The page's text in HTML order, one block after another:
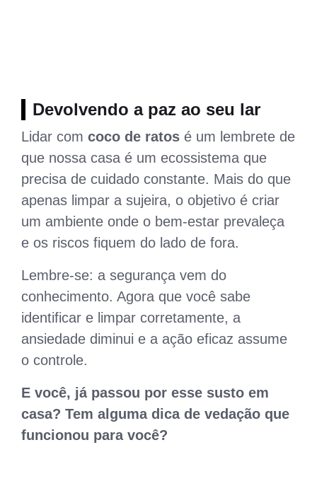
Devolvendo a paz ao seu lar
Lidar com coco de ratos é um lembrete de
que nossa casa é um ecossistema que
precisa de cuidado constante. Mais do que
apenas limpar a sujeira, o objetivo é criar
um ambiente onde o bem-estar prevaleça
e os riscos fiquem do lado de fora.
Lembre-se: a segurança vem do
conhecimento. Agora que você sabe
identificar e limpar corretamente, a
ansiedade diminui e a ação eficaz assume
o controle.
E você, já passou por esse susto em
casa? Tem alguma dica de vedação que
funcionou para você?